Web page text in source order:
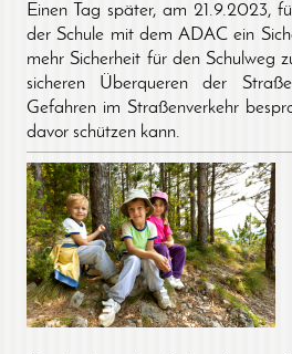
Einen Tag später, am 21.9.2023,
der Schule mit dem ADAC ein
mehr Sicherheit für den Schulweg
sicheren Überqueren der
Gefahren im Straßenverkehr
davor schützen kann.